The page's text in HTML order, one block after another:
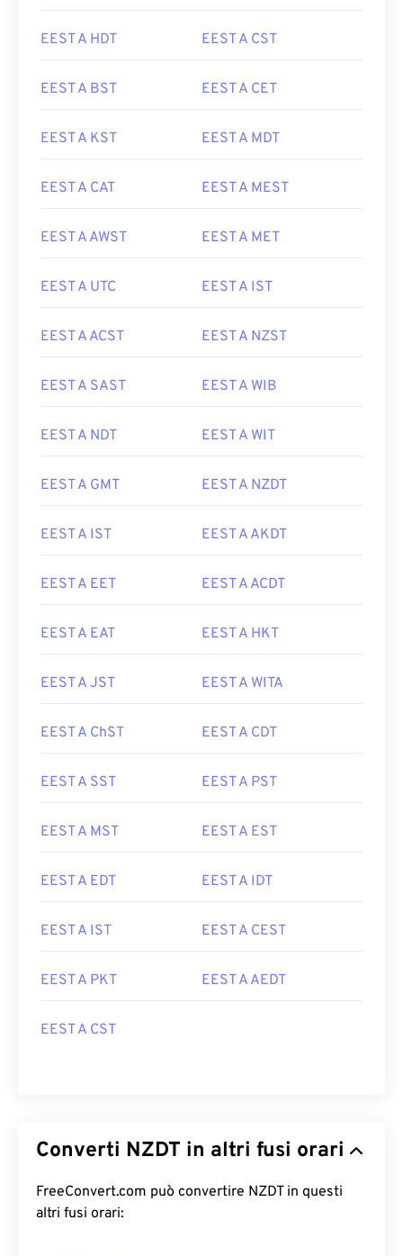
EEST A HDT EEST A CST
EEST A BST EEST A CET
EEST A KST EEST A MDT
EEST A CAT EEST A MEST
EEST A AWST EEST A MET
EEST A UTC EEST A IST
EEST A ACST EEST A NZST
EEST A SAST EEST A WIB
EEST A NDT EEST A WIT
EEST A GMT EEST A NZDT
EEST A IST EEST A AKDT
EEST A EET EEST A ACDT
EEST A EAT EEST A HKT
EEST A JST EEST A WITA
EEST A ChST EEST A CDT
EEST A SST EEST A PST
EEST A MST EEST A EST
EEST A EDT EEST A IDT
EEST A IST EEST A CEST
EEST A PKT EEST A AEDT
EEST A CST
Converti NZDT in altri fusi orari
FreeConvert.com può convertire NZDT in questi
altri fusi orari: